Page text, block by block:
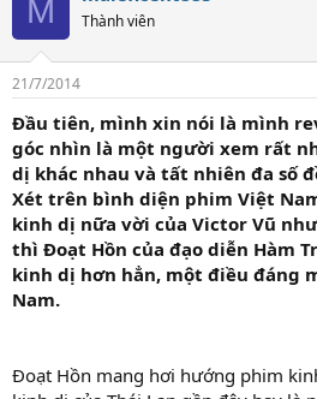
g
ả
g
M Thành viên
21/7/2014
Đầu tiên, mình xin nói là mình
góc nhìn là một người xem rất
dị khác nhau và tất nhiên đa số
Xét trên bình diện phim Việt
kinh dị nữa vời của Victor Vũ
thì Đoạt Hồn của đạo diễn Hàm
kinh dị hơn hẳn, một điều đáng
Nam.
Đoạt Hồn mang hơi hướng phim